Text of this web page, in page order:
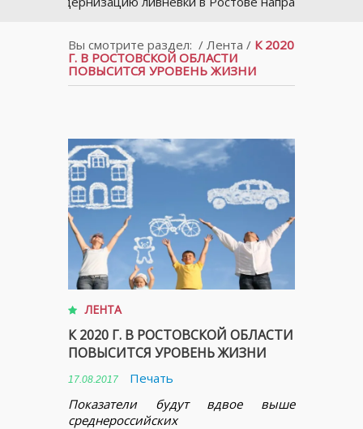
Вы смотрите раздел: / Лента / К 2020
Г. В РОСТОВСКОЙ ОБЛАСТИ
ПОВЫСИТСЯ УРОВЕНЬ ЖИЗНИ
ЛЕНТА
К 2020 Г. В РОСТОВСКОЙ ОБЛАСТИ
ПОВЫСИТСЯ УРОВЕНЬ ЖИЗНИ
17.08.2017
Печать
Показатели будут вдвое выше
среднероссийских